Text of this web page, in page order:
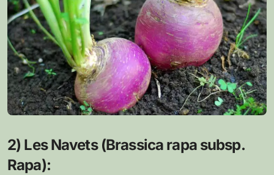
2) Les Navets (Brassica rapa subsp.
Rapa):